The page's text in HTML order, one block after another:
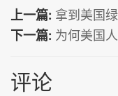
上一篇: 拿到美国
下一篇: 为何美国
评论